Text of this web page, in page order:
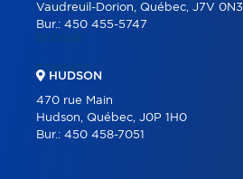
CARRIÈRE
BLOGUE
CONTACT
Vaudreuil-Dorion, Québec, J7V 0N3
Bur.: 450 455-5747
HUDSON
470 rue Main
Hudson, Québec, J0P 1H0
Bur.: 450 458-7051